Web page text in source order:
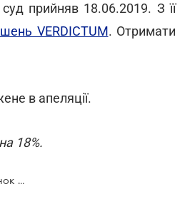
прийняв 18.06.2019. З її
VERDICTUM. Отримати
в апеляції.
18%.
Суд скасував арешт коштів боржника, що надходять на рахунок як зарплата